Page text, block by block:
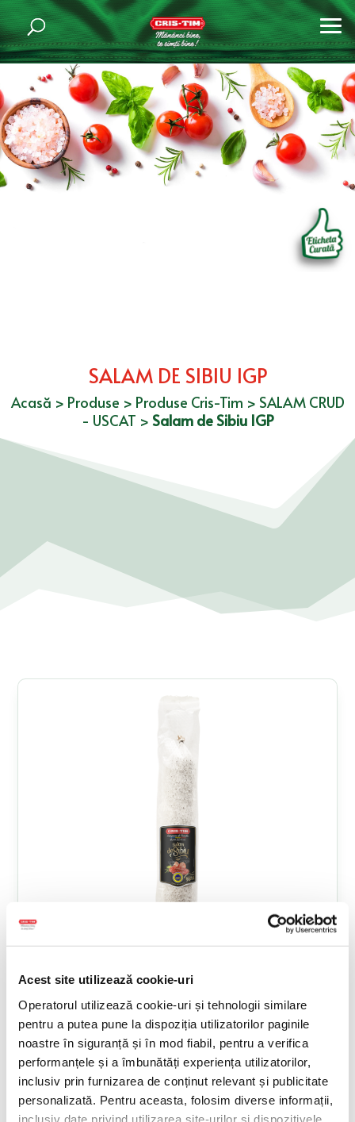
Acest site utilizează cookie-uri
Operatorul utilizează cookie-uri și tehnologii similare
pentru a putea pune la dispoziția utilizatorilor paginile
noastre în siguranță și în mod fiabil, pentru a verifica
performanțele și a îmbunătăți experiența utilizatorilor,
inclusiv prin furnizarea de conținut relevant și publicitate
personalizată. Pentru aceasta, folosim diverse informații,
inclusiv date privind utilizarea site-urilor și dispozitivele
SALAM DE SIBIU IGP
Acasă > Produse > Produse Cris-Tim > SALAM CRUD
- USCAT > Salam de Sibiu IGP
Salam de Sibiu IGP vrac